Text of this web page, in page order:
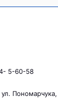
5-60-58